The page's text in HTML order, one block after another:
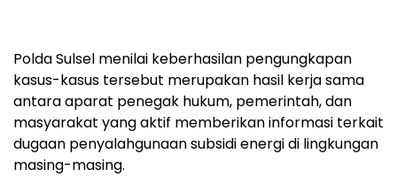
Polda Sulsel menilai keberhasilan pengungkapan
kasus-kasus tersebut merupakan hasil kerja sama
antara aparat penegak hukum, pemerintah, dan
masyarakat yang aktif memberikan informasi terkait
dugaan penyalahgunaan subsidi energi di lingkungan
masing-masing.